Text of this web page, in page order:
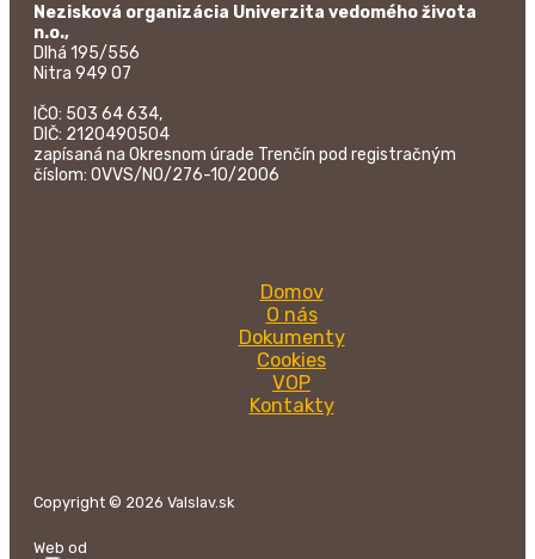
Nezisková organizácia Univerzita vedomého života
n.o.,
Dlhá 195/556
Nitra 949 07
IČO: 503 64 634,
DIČ: 2120490504
zapísaná na Okresnom úrade Trenčín pod registračným
číslom: OVVS/NO/276-10/2006
Domov
O nás
Dokumenty
Cookies
VOP
Kontakty
Copyright © 2026 Valslav.sk
Web od